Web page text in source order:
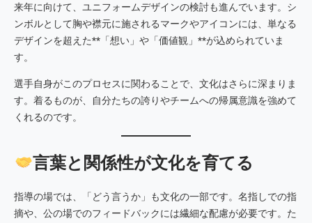
来年に向けて、ユニフォームデザインの検討も進んでいます。シ
ンボルとして胸や襟元に施されるマークやアイコンには、単なる
デザインを超えた**「想い」や「価値観」**が込められていま
す。
選手自身がこのプロセスに関わることで、文化はさらに深まりま
す。着るものが、自分たちの誇りやチームへの帰属意識を強めて
くれるのです。
言葉と関係性が文化を育てる
指導の場では、「どう言うか」も文化の一部です。名指しでの指
摘や、公の場でのフィードバックには繊細な配慮が必要です。た